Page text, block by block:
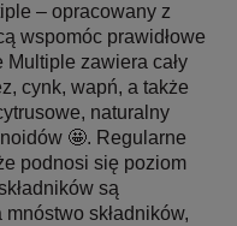
– opracowany z
wspomóc prawidłowe
zawiera cały
cynk, wapń, a także
naturalny
🤩. Regularne
podnosi się poziom
są
składników,